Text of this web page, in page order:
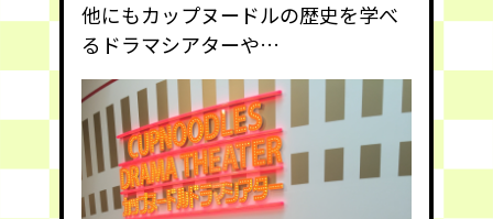
他にもカップヌードルの歴史を学べ
るドラマシアターや…